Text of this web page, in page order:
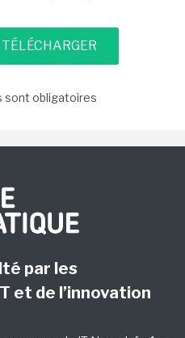
sont obligatoires
par les
et de l’innovation